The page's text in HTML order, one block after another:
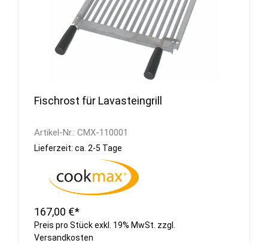
Fischrost für Lavasteingrill
Artikel-Nr.: CMX-110001
Lieferzeit: ca. 2-5 Tage
167,00 €*
Preis pro Stück exkl. 19% MwSt. zzgl.
Versandkosten